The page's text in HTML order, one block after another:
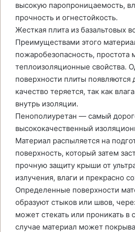
высокую паропроницаемость,
прочность и огнестойкость.
Жесткая плита из базальтовых
Преимуществами этого
пожаробезопасность, простота
теплоизоляционные свойства.
поверхности плиты появляются
качество теряется, так как
внутрь изоляции.
Пенополиуретан — самый
высококачественный
Материал распыляется на
поверхность, который затем
прочную защиту крыши от
излучения, влаги и прекрасно
Определенные поверхности
образуют стыков или швов,
может стекать или проникать в
случае материал может